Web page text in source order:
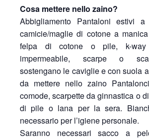
Cosa mettere nello zaino?
Abbigliamento Pantaloni estivi
camicie/maglie di cotone a
felpa di cotone o pile, k-way
impermeabile, scarpe o
sostengano le caviglie e con suola
da mettere nello zaino
comode, scarpette da ginnastica o
di pile o lana per la sera.
necessario per l’igiene personale.
Saranno necessari sacco a